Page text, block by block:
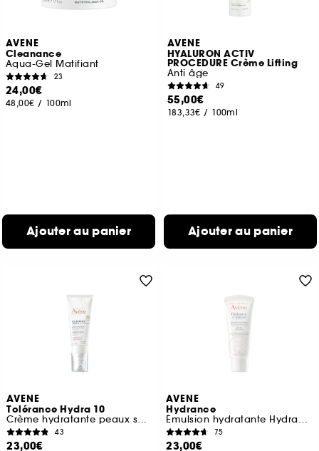
AVENE
Cleanance
Aqua-Gel Matifiant
23
24,00€
48,00€ / 100ml
Ajouter au panier
AVENE
HYALURON ACTIV
PROCEDURE Crème Lifting
Anti âge
49
55,00€
183,33€ / 100ml
Ajouter au panier
AVENE
Tolérance Hydra 10
Crème hydratante peaux sensibles sèches à très sèches
43
23,00€
AVENE
Hydrance
Émulsion hydratante Hydrance UV légère
75
23,00€